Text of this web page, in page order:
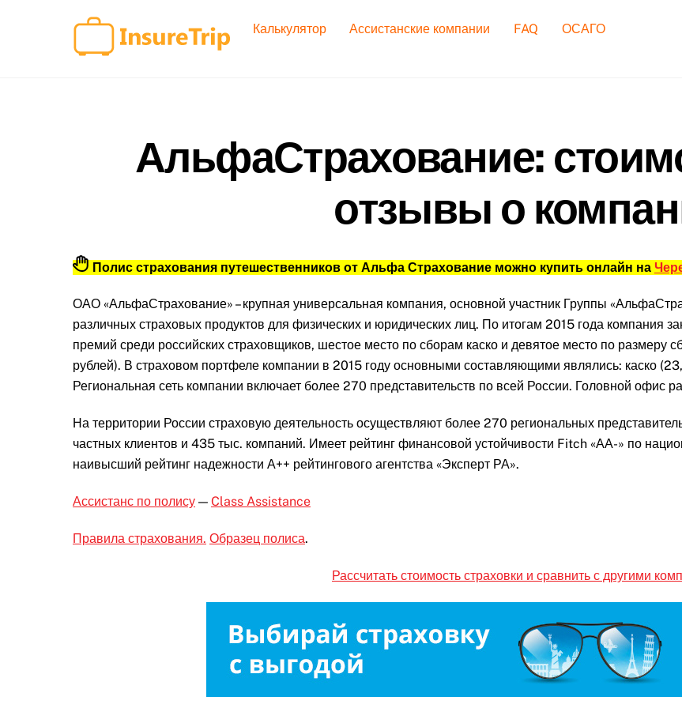
Калькулятор Ассистанские компании FAQ ОСАГО
АльфаСтрахование:
отзывы о
Полис страхования путешественников от Альфа Страхование можно купить онлайн на
ОАО «АльфаСтрахование» – крупная универсальная компания, основной участник Группы
различных страховых продуктов для физических и юридических лиц. По итогам 2015 года компания
премий среди российских страховщиков, шестое место по сборам каско и девятое место по
рублей). В страховом портфеле компании в 2015 году основными составляющими являлись: каско
Региональная сеть компании включает более 270 представительств по всей России. Головной офис
На территории России страховую деятельность осуществляют более 270 региональных
частных клиентов и 435 тыс. компаний. Имеет рейтинг финансовой устойчивости Fitch «АА-» по
наивысший рейтинг надежности А++ рейтингового агентства «Эксперт РА».
Ассистанс по полису — Class Assistance
Правила страхования. Образец полиса.
Рассчитать стоимость страховки и сравнить с другими